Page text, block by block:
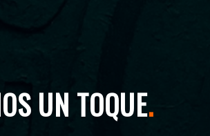
UN TOQUE.